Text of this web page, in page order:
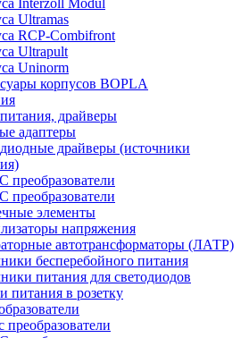
Ultramas
RCP-Combifront
Ultrapult
Uninorm
корпусов BOPLA
драйверы
адаптеры
драйверы (источники
преобразователи
преобразователи
элементы
напряжения
автотрансформаторы (ЛАТР)
бесперебойного питания
питания для светодиодов
питания в розетку
преобразователи